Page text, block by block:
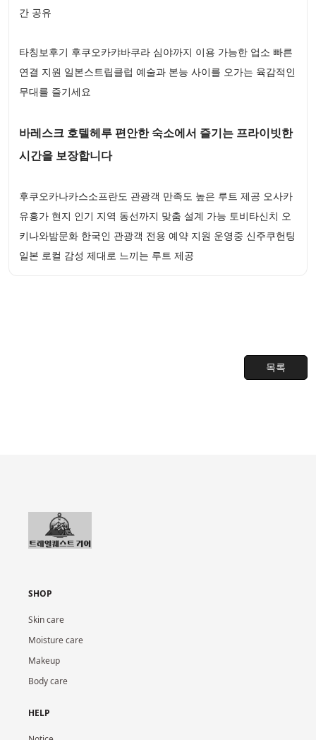
간 공유
타칭보후기 후쿠오카캬바쿠라 심야까지 이용 가능한 업소 빠른
연결 지원 일본스트립클럽 예술과 본능 사이를 오가는 육감적인
무대를 즐기세요
바레스크 호텔헤루 편안한 숙소에서 즐기는 프라이빗한
시간을 보장합니다
후쿠오카나카스소프란도 관광객 만족도 높은 루트 제공 오사카
유흥가 현지 인기 지역 동선까지 맞춤 설계 가능 토비타신치 오
키나와밤문화 한국인 관광객 전용 예약 지원 운영중 신주쿠헌팅
일본 로컬 감성 제대로 느끼는 루트 제공
목록
SHOP
Skin care
Moisture care
Makeup
Body care
HELP